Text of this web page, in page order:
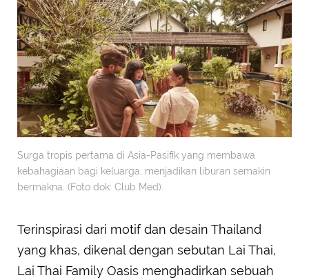
Surga tropis pertama di Asia-Pasifik yang membawa
kebahagiaan bagi keluarga, menjadikan liburan semakin
bermakna. (Foto dok: Club Med).
Terinspirasi dari motif dan desain Thailand
yang khas, dikenal dengan sebutan Lai Thai,
Lai Thai Family Oasis menghadirkan sebuah